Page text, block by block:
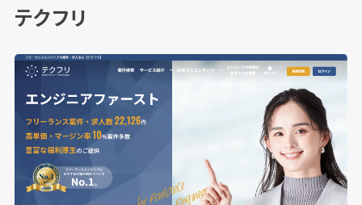
テクフリ